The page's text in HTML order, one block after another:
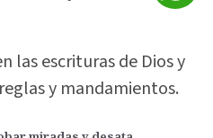
las escrituras de Dios y
y mandamientos.